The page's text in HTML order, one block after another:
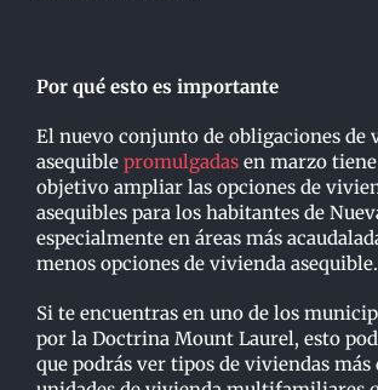
Por qué esto es importante
El nuevo conjunto de obligaciones de
asequible promulgadas en marzo
objetivo ampliar las opciones de
asequibles para los habitantes de
especialmente en áreas más
menos opciones de vivienda asequible.
Si te encuentras en uno de los
por la Doctrina Mount Laurel, esto
que podrás ver tipos de viviendas más